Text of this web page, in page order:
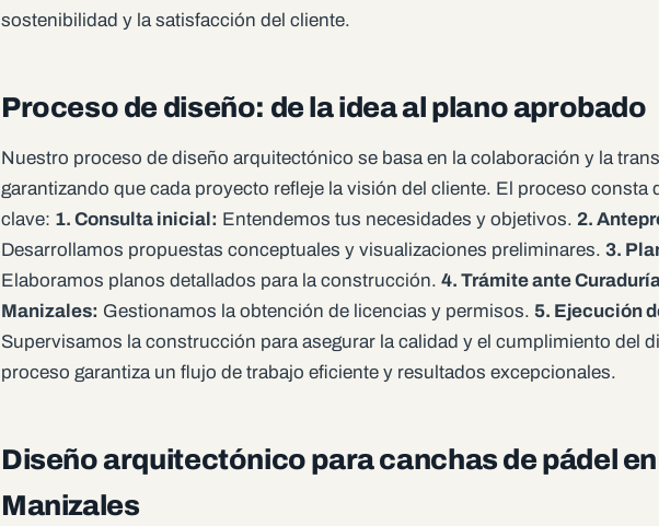
sostenibilidad y la satisfacción del cliente.
Proceso de diseño: de la idea al plano aprobado
Nuestro proceso de diseño arquitectónico se basa en la colaboración y la
garantizando que cada proyecto refleje la visión del cliente. El proceso consta
clave: 1. Consulta inicial: Entendemos tus necesidades y objetivos. 2.
Desarrollamos propuestas conceptuales y visualizaciones preliminares. 3.
Elaboramos planos detallados para la construcción. 4. Trámite ante
Manizales: Gestionamos la obtención de licencias y permisos. 5. Ejecución
Supervisamos la construcción para asegurar la calidad y el cumplimiento del
proceso garantiza un flujo de trabajo eficiente y resultados excepcionales.
Diseño arquitectónico para canchas de pádel en
Manizales